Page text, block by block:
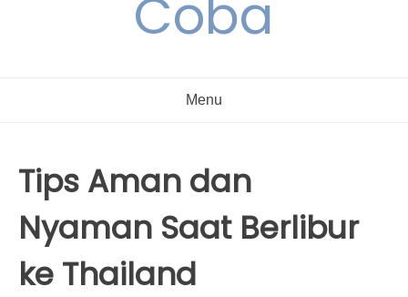
Coba
Menu
Tips Aman dan
Nyaman Saat Berlibur
ke Thailand